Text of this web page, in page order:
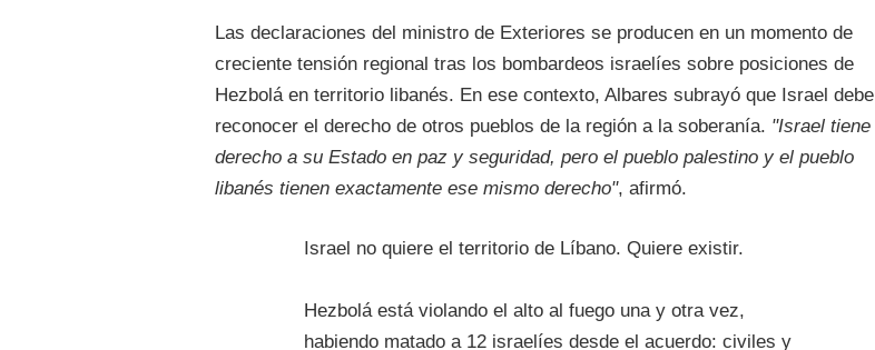
Las declaraciones del ministro de Exteriores se producen en un momento de
creciente tensión regional tras los bombardeos israelíes sobre posiciones de
Hezbolá en territorio libanés. En ese contexto, Albares subrayó que Israel debe
reconocer el derecho de otros pueblos de la región a la soberanía. "Israel tiene
derecho a su Estado en paz y seguridad, pero el pueblo palestino y el pueblo
libanés tienen exactamente ese mismo derecho", afirmó.
Israel no quiere el territorio de Líbano. Quiere existir.
Hezbolá está violando el alto al fuego una y otra vez,
habiendo matado a 12 israelíes desde el acuerdo: civiles y